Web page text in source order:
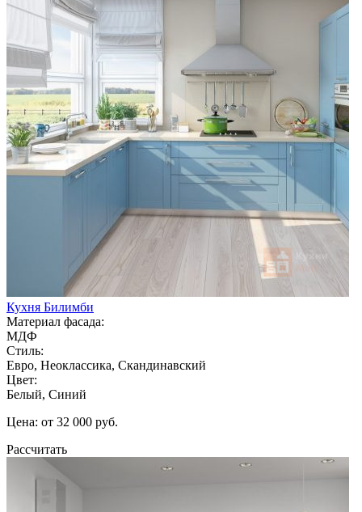
Кухня Билимби
Материал фасада:
МДФ
Стиль:
Евро, Неоклассика, Скандинавский
Цвет:
Белый, Синий
Цена: от 32 000 руб.
Рассчитать